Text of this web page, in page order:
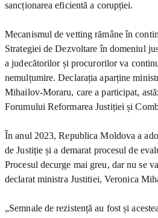
sancționarea eficientă a corupției.
Mecanismul de vetting rămâne în
Strategiei de Dezvoltare în domeniul
a judecătorilor și procurorilor va
nemulțumire. Declarația aparține
Mihailov-Moraru, care a participat,
Forumului Reformarea Justiției și
În anul 2023, Republica Moldova a
de Justiție și a demarat procesul de
Procesul decurge mai greu, dar nu se
declarat ministra Justitiei, Veronica
„Semnale de rezistență au fost și